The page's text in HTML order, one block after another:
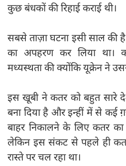
कुछ बंधकों की रिहाई कराई थी।
सबसे ताज़ा घटना इसी साल की
का अपहरण कर लिया था।
मध्यस्थता की क्योंकि यूक्रेन ने
इस खूबी ने कतर को बहुत सारे
बना दिया है और इन्हीं में से कई
बाहर निकालने के लिए कतर का
लेकिन इस संकट से पहले ही कतर
रास्ते पर चल रहा था।